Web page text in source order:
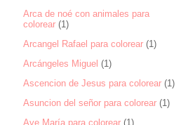
Arca de noé con animales para
colorear (1)
Arcangel Rafael para colorear (1)
Arcángeles Miguel (1)
Ascencion de Jesus para colorear (1)
Asuncion del señor para colorear (1)
Ave María para colorear (1)